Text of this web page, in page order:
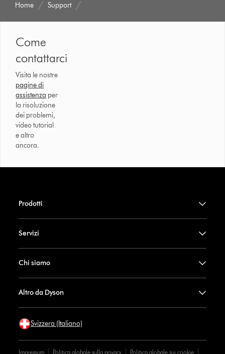
Home Support
Come
contattarci
Visita le nostre
pagine di
assistenza per
la risoluzione
dei problemi,
video tutorial
e altro
ancora.
Prodotti
Servizi
Chi siamo
Altro da Dyson
Svizzera (Italiano)
Impressum Politica globale sulla privacy Politica globale sui cookie